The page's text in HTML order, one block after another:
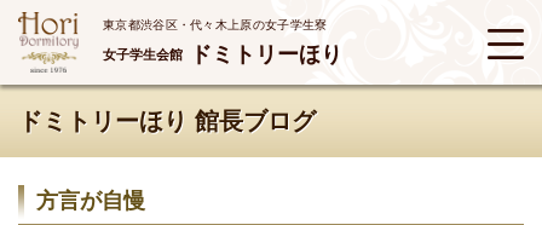
東京都渋谷区・代々木上原の女子学生寮
女子学生会館 ドミトリーほり
ドミトリーほり 館長ブログ
方言が自慢